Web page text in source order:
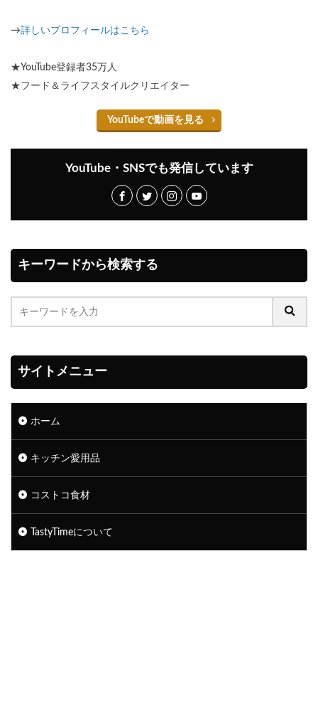
→詳しいプロフィールはこちら
★YouTube登録者35万人
★フード＆ライフスタイルクリエイター
YouTubeで動画を見る
YouTube・SNSでも発信しています
キーワードから検索する
サイトメニュー
ホーム
キッチン愛用品
コストコ食材
TastyTimeについて